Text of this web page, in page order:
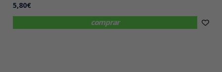
comprar
5,80€